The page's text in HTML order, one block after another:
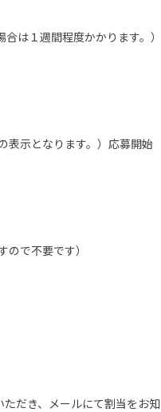
は１週間程度かかります。）
表示となります。）応募開始
で不要です）
だき、メールにて割当をお知